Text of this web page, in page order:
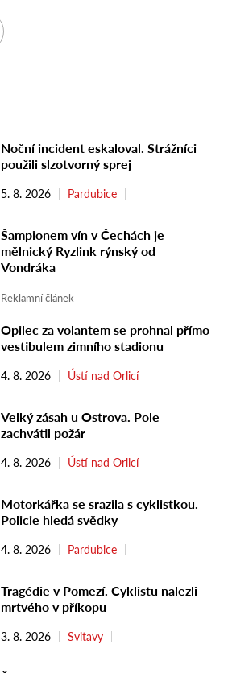
Noční incident eskaloval. Strážníci
použili slzotvorný sprej
5. 8. 2026 Pardubice
Šampionem vín v Čechách je
mělnický Ryzlink rýnský od
Vondráka
Reklamní článek
Opilec za volantem se prohnal přímo
vestibulem zimního stadionu
4. 8. 2026 Ústí nad Orlicí
Velký zásah u Ostrova. Pole
zachvátil požár
4. 8. 2026 Ústí nad Orlicí
Motorkářka se srazila s cyklistkou.
Policie hledá svědky
4. 8. 2026 Pardubice
Tragédie v Pomezí. Cyklistu nalezli
mrtvého v příkopu
3. 8. 2026 Svitavy